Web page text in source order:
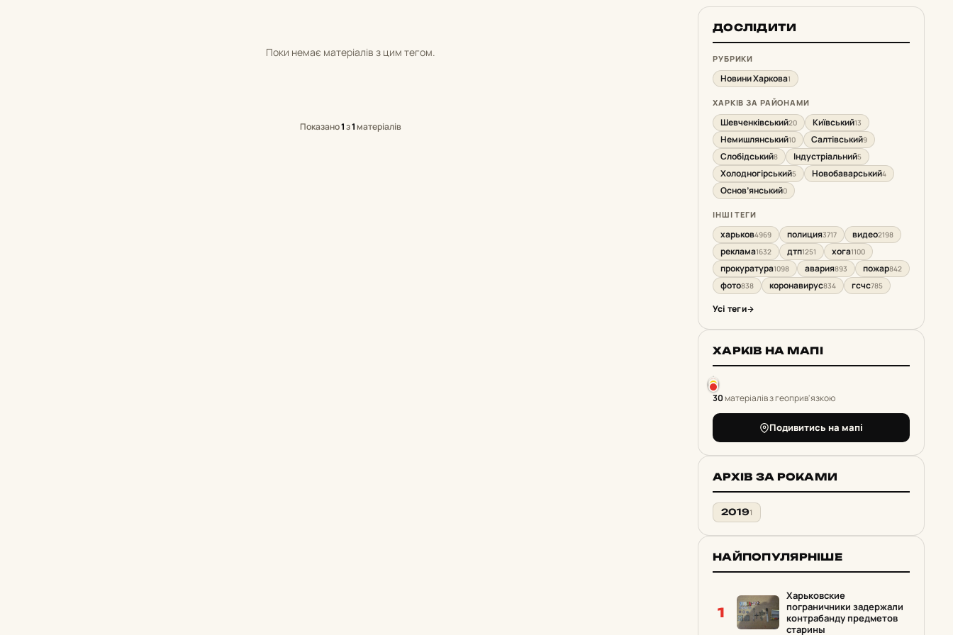
Поки немає матеріалів з цим тегом.
Показано1з1матеріалів
ДОСЛІДИТИ
РУБРИКИ
Новини Харкова1
ХАРКІВ ЗА РАЙОНАМИ
Шевченківський20 Київський13
Немишлянський10 Салтівський9
Слобідський8 Індустріальний5
Холодногірський5 Новобаварський4
Основ’янський0
ІНШІ ТЕГИ
харьков4969 полиция3717 видео2198
реклама1632 дтп1251 хога1100
прокуратура1098 авария893 пожар842
фото838 коронавирус834 гсчс785
Усі теги
ХАРКІВ НА МАПІ
30матеріалів з геоприв'язкою
Подивитись на мапі
АРХІВ ЗА РОКАМИ
20191
НАЙПОПУЛЯРНІШЕ
1
Харьковские
пограничники задержали
контрабанду предметов
старины